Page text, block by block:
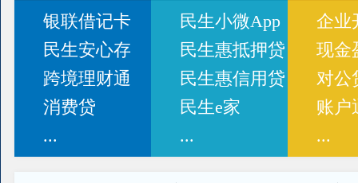
银联借记卡
民生安心存
跨境理财通
消费贷
...
民生小微App
民生惠抵押贷
民生惠信用贷
民生e家
...
企业
现金
对公
账户
...